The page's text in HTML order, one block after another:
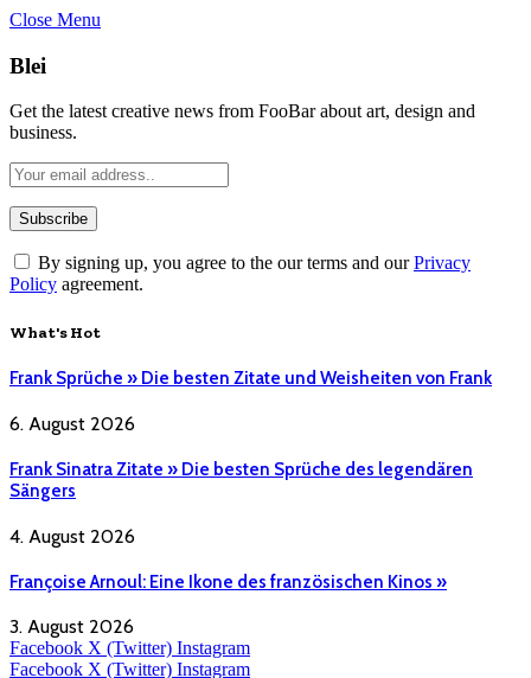
Close Menu
Blei
Get the latest creative news from FooBar about art, design and
business.
By signing up, you agree to the our terms and ourPrivacy
Policy agreement.
What's Hot
Frank Sprüche » Die besten Zitate und Weisheiten von Frank
6. August 2026
Frank Sinatra Zitate » Die besten Sprüche des legendären
Sängers
4. August 2026
Françoise Arnoul: Eine Ikone des französischen Kinos »
3. August 2026
Facebook X (Twitter) Instagram
Facebook X (Twitter) Instagram